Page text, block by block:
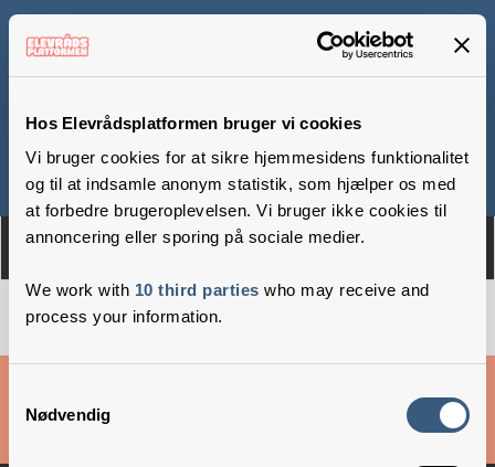
Hos Elevrådsplatformen bruger vi cookies
Vi bruger cookies for at sikre hjemmesidens funktionalitet
og til at indsamle anonym statistik, som hjælper os med
at forbedre brugeroplevelsen. Vi bruger ikke cookies til
annoncering eller sporing på sociale medier.
We work with 10 third parties who may receive and
process your information.
Nødvendig
Om Medlemmer